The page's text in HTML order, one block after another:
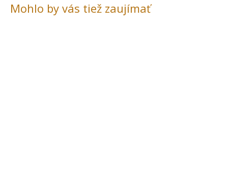
Mohlo by vás tiež zaujímať